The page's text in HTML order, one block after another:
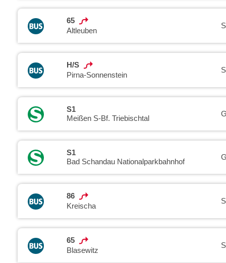
65
Altleuben
H/S
Pirna-Sonnenstein
S1
Meißen S-Bf. Triebischtal
S1
Bad Schandau Nationalparkbahnhof
86
Kreischa
65
Blasewitz